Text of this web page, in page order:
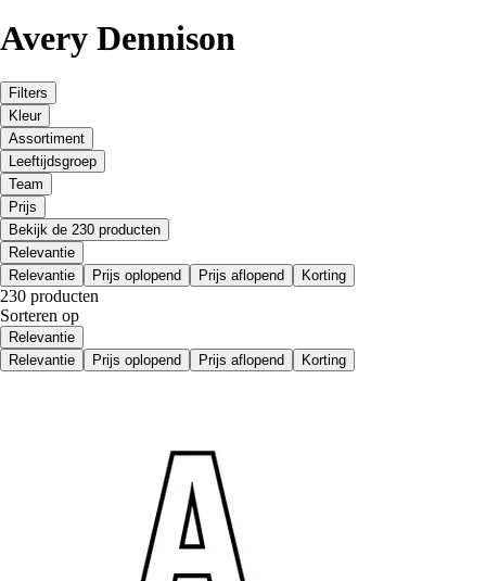
Avery Dennison
Filters
Kleur
Assortiment
Leeftijdsgroep
Team
Prijs
Bekijk de 230 producten
Relevantie
Relevantie
Prijs oplopend Prijs aflopend Korting
230 producten
Sorteren op
Relevantie
Relevantie
Prijs oplopend Prijs aflopend Korting